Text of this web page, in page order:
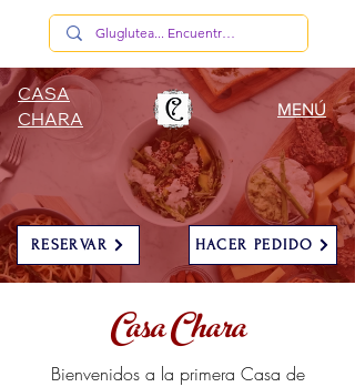
CASA
CHARA
MENÚ
RESERVAR HACER PEDIDO
Casa Chara
Bienvenidos a la primera Casa de